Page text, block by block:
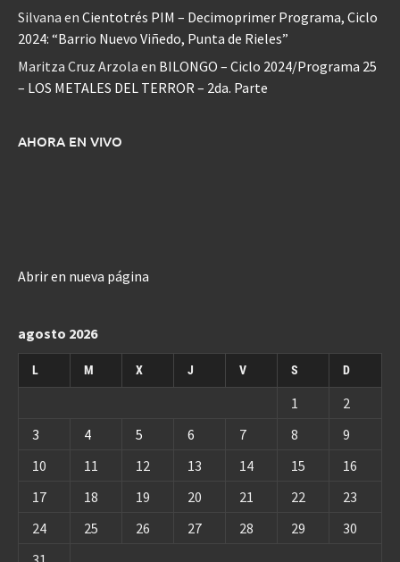
Silvana en Cientotrés PIM – Decimoprimer Programa, Ciclo
2024: “Barrio Nuevo Viñedo, Punta de Rieles”
Maritza Cruz Arzola en BILONGO – Ciclo 2024/Programa 25
– LOS METALES DEL TERROR – 2da. Parte
AHORA EN VIVO
Abrir en nueva página
agosto 2026
L M X J V S D
1
2
3
4 5 6 7 8
9
10
11 12 13 14 15
16
17
18 19 20 21 22
23
24
25 26 27 28 29
30